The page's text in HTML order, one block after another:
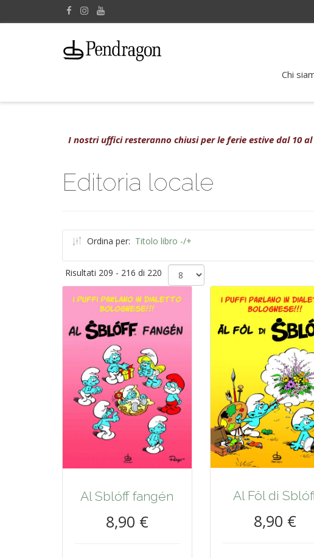
Chi
I nostri uffici resteranno chiusi per le ferie estive dal 10
Editoria locale
Ordina per: Titolo libro -/+
Risultati 209 - 216 di 220
Al Sblóff fangén
8,90 €
Al Fôl di
8,90 €